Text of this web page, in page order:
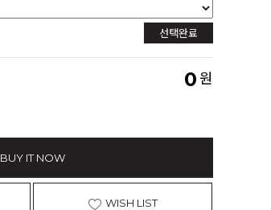
선택완료
0원
BUY IT NOW
WISH LIST